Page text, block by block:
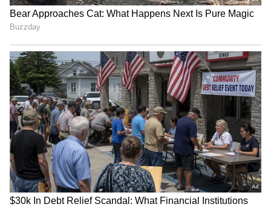
பெற்றோர் விரும்பினால், கூடுதல்
வசதிக்காக தனி டிக்கெட்டையும் முன்பதிவு
செய்யலாம்.
செவ்வாய் பெயர்ச்சி 2026: தொழில் முதல்
திருமணம் வரை வெற்றி தரும் ராசிகள்!
முழு லிஸ்ட்!